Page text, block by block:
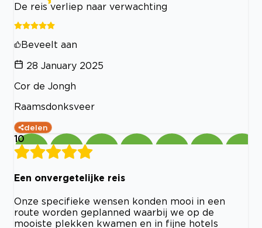
De reis verliep naar verwachting
Beveelt aan
28 January 2025
Cor de Jongh
Raamsdonksveer
delen
10
Een onvergetelijke reis
Onze specifieke wensen konden mooi in een
route worden geplanned waarbij we op de
mooiste plekken kwamen en in fijne hotels